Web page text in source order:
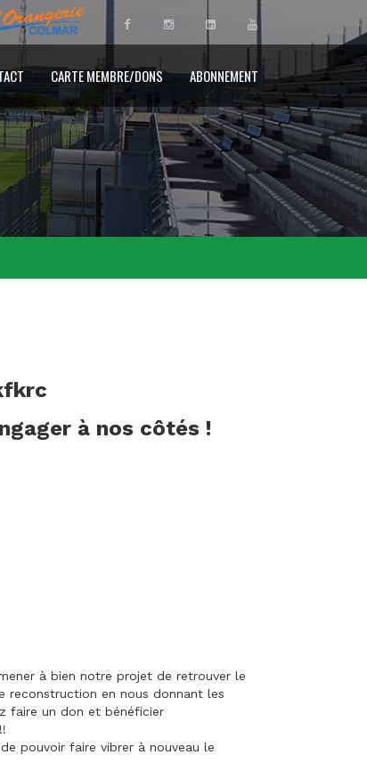
CARTE MEMBRE/DONS ABONNEMENT
à nos côtés !
à bien notre projet de retrouver le
reconstruction en nous donnant les
faire un don et bénéficier
pouvoir faire vibrer à nouveau le